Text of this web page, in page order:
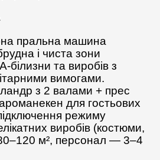
пральна машина
і чиста зони
білизни та виробів з
вимогами.
з 2 валами + прес
для гостьових
режиму
виробів (костюми,
м², персонал — 3–4